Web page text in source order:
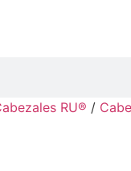
RU® /